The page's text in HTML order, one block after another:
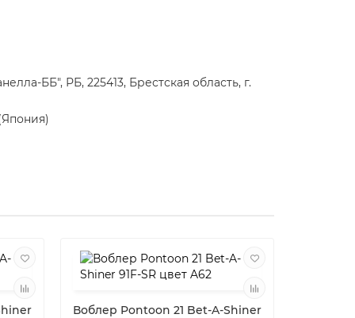
ББ", РБ, 225413, Брестская область, г.
Воблер Pontoon 21 Bet-A-Shiner